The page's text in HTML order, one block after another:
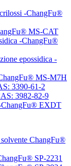
-ChangFu®
MS-CAT
-ChangFu®
epossidica -
MS-M7H
3390-61-2
3982-82-9
ChangFu® EXDT
ChangFu®
SP-2231